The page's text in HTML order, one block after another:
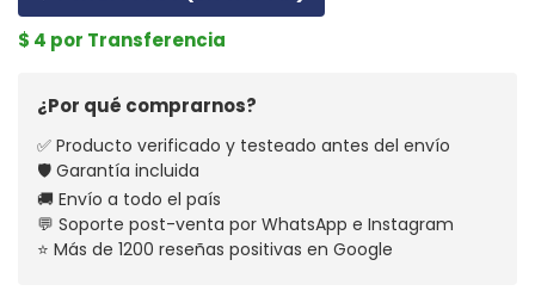
$ 4 por Transferencia
¿Por qué comprarnos?
✅ Producto verificado y testeado antes del envío
🛡️ Garantía incluida
🚚 Envío a todo el país
💬 Soporte post-venta por WhatsApp e Instagram
⭐ Más de 1200 reseñas positivas en Google